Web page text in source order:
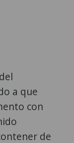
a que
con
de